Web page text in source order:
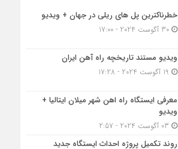
خطرناکترین پل های ریلی در جهان + ویدیو
30 آگوست 2024 - 17:00
ویدیو مستند تاریخچه راه آهن ایران
معرفی ایستگاه راه اهن شهر میلان ایتالیا +
ویدیو
روند تکمیل پروژه احداث ایستگاه جدید